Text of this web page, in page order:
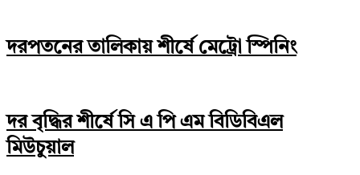
দরপতনের তালিকায় শীর্ষে মেট্রো স্পিনিং
দর বৃদ্ধির শীর্ষে সি এ পি এম বিডিবিএল
মিউচুয়াল